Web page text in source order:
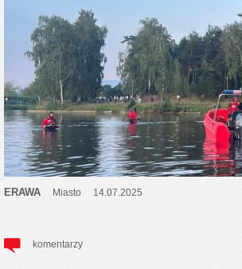
ERAWA Miasto 14.07.2025
komentarzy